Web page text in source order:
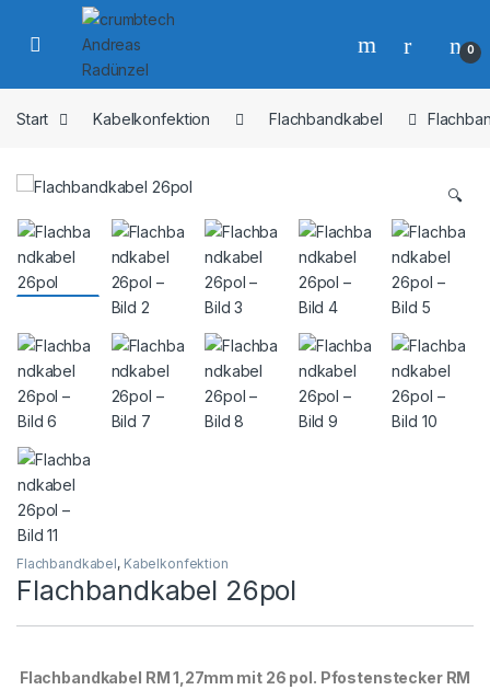
Skip to navigation
Skip to content
0
Start Kabelkonfektion Flachbandkabel
🔍
Flachbandkabel, Kabelkonfektion
Flachbandkabel 26pol
Flachbandkabel RM 1,27mm mit 26 pol. Pfostenstecker RM